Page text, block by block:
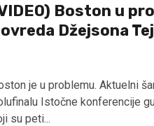
Boston u
Džejsona
je u problemu. Aktuelni
Istočne konferencije
su peti...